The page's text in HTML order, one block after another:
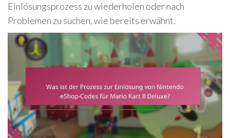
Einlösungsprozess zu wiederholen oder nach
Problemen zu suchen, wie bereits erwähnt.